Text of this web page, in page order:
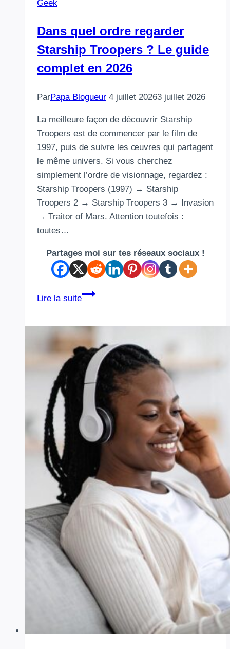
Geek
Dans quel ordre regarder
Starship Troopers ? Le guide
complet en 2026
ParPapa Blogueur 4 juillet 20263 juillet 2026
La meilleure façon de découvrir Starship
Troopers est de commencer par le film de
1997, puis de suivre les œuvres qui partagent
le même univers. Si vous cherchez
simplement l’ordre de visionnage, regardez :
Starship Troopers (1997) → Starship
Troopers 2 → Starship Troopers 3 → Invasion
→ Traitor of Mars. Attention toutefois :
toutes…
Partages moi sur tes réseaux sociaux !
Lire la suite
Dans
Starship
Troopers
?
Le
guide
complet
en